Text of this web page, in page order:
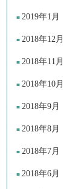
2019年1月
2018年12月
2018年11月
2018年10月
2018年9月
2018年8月
2018年7月
2018年6月